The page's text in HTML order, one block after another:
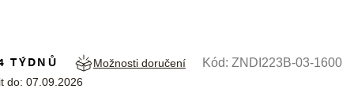
TÝDNŮ
do: 07.09.2026
Možnosti doručení Kód: ZNDI223B-03-1600